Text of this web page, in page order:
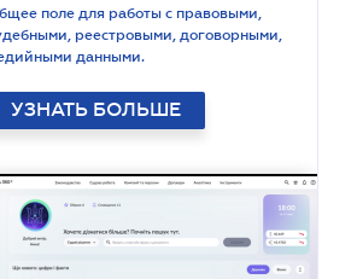
поле для работы с правовыми,
реестровыми, договорными,
данными.
УЗНАТЬ БОЛЬШЕ